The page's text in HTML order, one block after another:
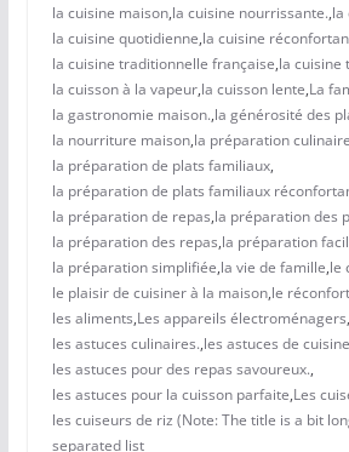
la cuisine maison,la cuisine nourrissante.,la
la cuisine quotidienne,la cuisine
la cuisine traditionnelle française,la cuisine
la cuisson à la vapeur,la cuisson lente,La
la gastronomie maison.,la générosité des
la nourriture maison,la préparation culinaire
la préparation de plats familiaux,
la préparation de plats familiaux
la préparation de repas,la préparation des
la préparation des repas,la préparation
la préparation simplifiée,la vie de famille,le
le plaisir de cuisiner à la maison,le
les aliments,Les appareils électroménagers,
les astuces culinaires.,les astuces de cuisine
les astuces pour des repas savoureux.,
les astuces pour la cuisson parfaite,Les
les cuiseurs de riz (Note: The title is a bit
separated list